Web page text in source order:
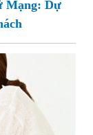
Mạng: Dự